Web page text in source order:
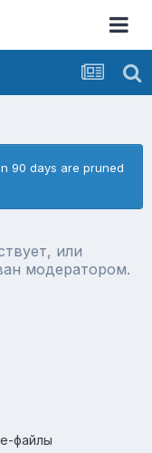
90 days are pruned
или
модератором.
файлы